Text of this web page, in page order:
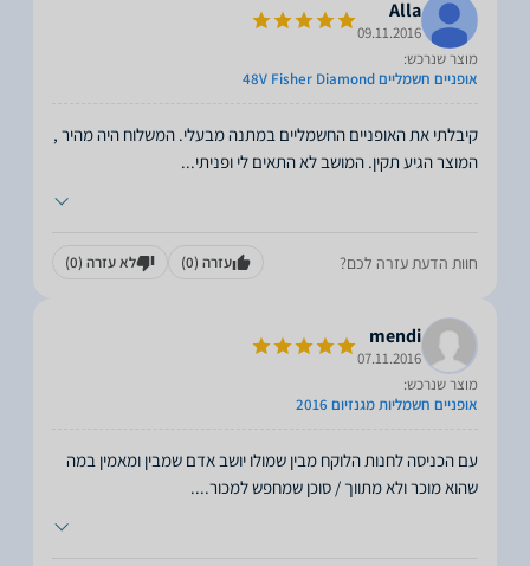
Alla
09.11.2016
מוצר שנרכש:
אופניים חשמליים 48V Fisher Diamond
קיבלתי את האופניים החשמליים במתנה מבעלי. המשלוח היה מהיר ,
המוצר הגיע תקין. המושב לא התאים לי ופניתי...
חוות הדעת עזרה לכם? עזרה (0) לא עזרה (0)
mendi
07.11.2016
מוצר שנרכש:
אופניים חשמליות מגנזיום 2016
עם הכניסה לחנות הלוקח מבין שמולו יושב אדם שמבין ומאמין במה
שהוא מוכר ולא מתווך / סוכן שמחפש למכור....